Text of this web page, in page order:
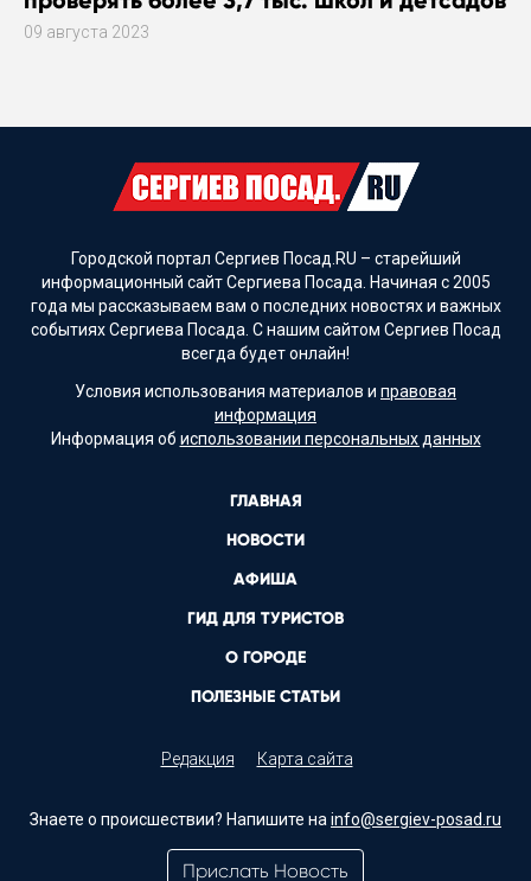
09 августа 2023
Городской портал Сергиев Посад.RU – старейший
информационный сайт Сергиева Посада. Начиная с 2005
года мы рассказываем вам о последних новостях и важных
событиях Сергиева Посада. С нашим сайтом Сергиев Посад
всегда будет онлайн!
Условия использования материалов и правовая
информация
Информация об использовании персональных данных
ГЛАВНАЯ
НОВОСТИ
АФИША
ГИД ДЛЯ ТУРИСТОВ
О ГОРОДЕ
ПОЛЕЗНЫЕ СТАТЬИ
Редакция Карта сайта
Знаете о происшествии? Напишите на info@sergiev-posad.ru
Прислать Новость